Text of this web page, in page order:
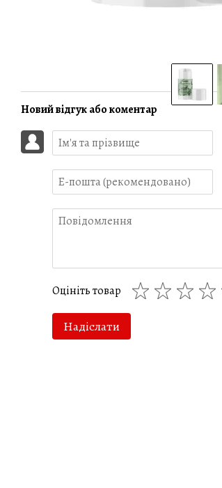
Новий відгук або коментар
Оцініть товар
Надіслати
901.00 грн
1 193.10 грн